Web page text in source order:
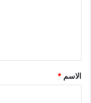
ق
*
الاسم *